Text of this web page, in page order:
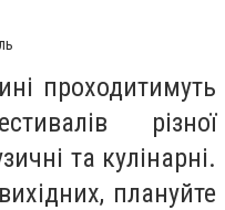
проходитимуть
різної
та кулінарні.
плануйте